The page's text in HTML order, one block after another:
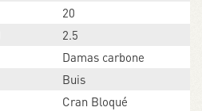
20
2.5
Damas carbone
Buis
Cran Bloqué